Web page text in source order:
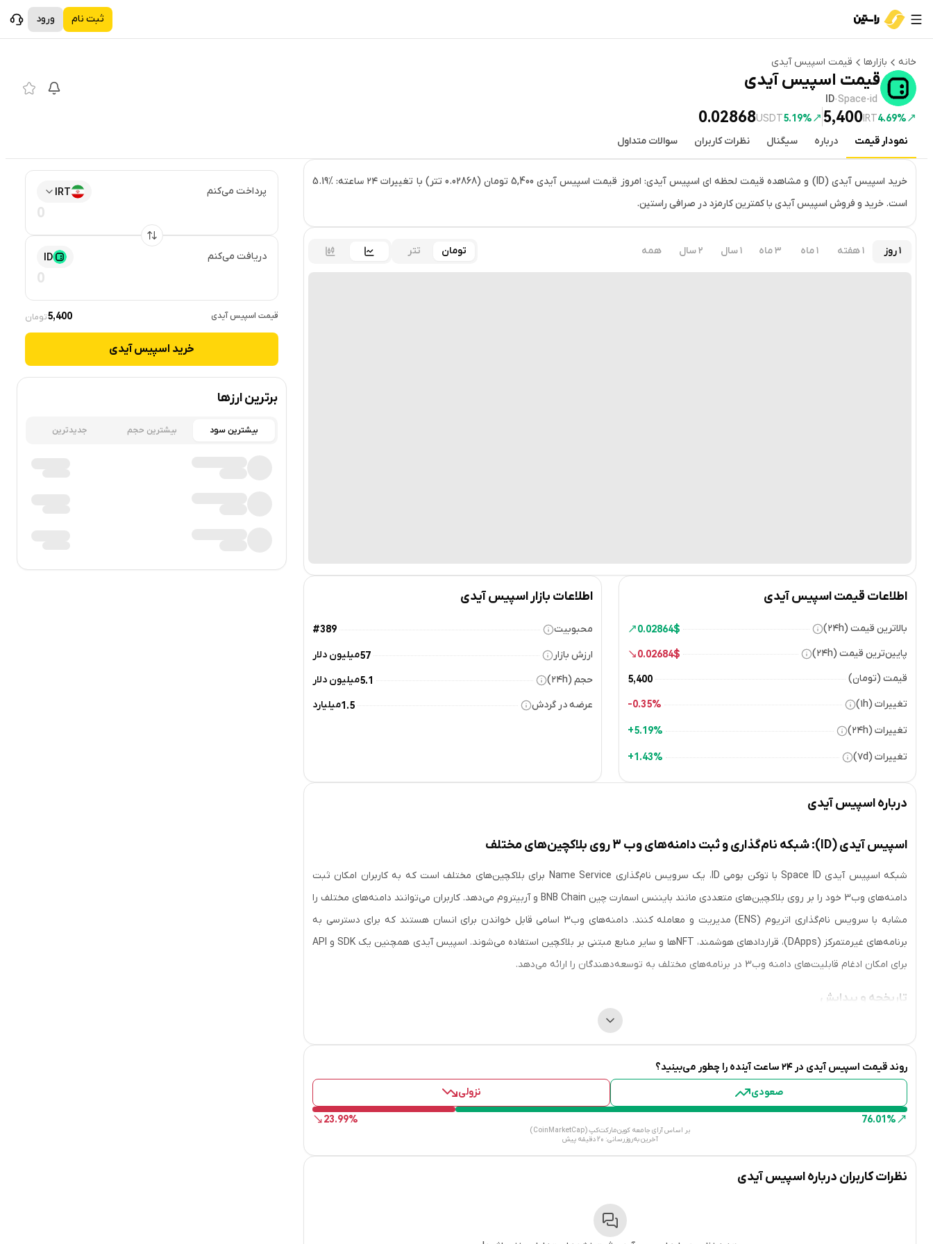
ثبت نام ورود
خانه بازارها قیمت اسپیس آیدی
قیمت اسپیس آیدی
Space-id
·
ID
4.69%
IRT
5,400
5.19%
USDT
0.02868
نمودار قیمت درباره سیگنال نظرات کاربران سوالات متداول
قیمت لحظه‌ایاسپیس آیدی
خرید اسپیس آیدی (ID) و مشاهده قیمت لحظه ای اسپیس آیدی: امروز قیمت اسپیس آیدی 5,400 تومان (0.02868 تتر) با تغییرات ۲۴ ساعته: ‎5.19%
است. خرید و فروش اسپیس آیدی با کمترین کارمزد در صرافی راستین.
۱ روز ۱ هفته ۱ ماه ۳ ماه ۱ سال ۲ سال همه تومان تتر
اطلاعات قیمت اسپیس آیدی
بالاترین قیمت (۲۴h) $
0.02864
پایین‌ترین قیمت (۲۴h) $
0.02684
قیمت (تومان) 5,400
تغییرات (۱h) 0.35%-
تغییرات (۲۴h) 5.19%+
تغییرات (۷d) 1.43%+
اطلاعات بازار اسپیس آیدی
محبوبیت #389
ارزش بازار 57میلیون دلار
حجم (۲۴h)
5.1میلیون دلار
عرضه در گردش
1.5میلیارد
دربارهاسپیس آیدی
اسپیس آیدی (ID): شبکه نام‌گذاری و ثبت دامنه‌های وب 3 روی بلاکچین‌های مختلف
شبکه اسپیس آیدی Space ID با توکن بومی ID، یک سرویس نام‌گذاری Name Service برای بلاکچین‌های مختلف است که به کاربران امکان ثبت
دامنه‌های وب3 خود را بر روی بلاکچین‌های متعددی مانند بایننس اسمارت چین BNB Chain و آربیتروم می‌دهد. کاربران می‌توانند دامنه‌های مختلف را
مشابه با سرویس نام‌گذاری اتریوم (ENS) مدیریت و معامله کنند. دامنه‌های وب3 اسامی قابل خواندن برای انسان هستند که برای دسترسی به
برنامه‌های غیرمتمرکز (DApps)، قراردادهای هوشمند، NFTها و سایر منابع مبتنی بر بلاکچین استفاده می‌شوند. اسپیس آیدی همچنین یک SDK و API
برای امکان ادغام قابلیت‌های دامنه وب3 در برنامه‌های مختلف به توسعه‌دهندگان را ارائه می‌دهد.
تاریخچه و پیدایش
آیدی.
می‌کند. این پروتکل از دامنه‌های سطح بالای متعدد (TLD) مانند .eth، .bnb و .arb پشتیبانی می‌کند و همچنین قابلیت تعامل بین زنجیره‌ای را
روند قیمت اسپیس آیدی در ۲۴ ساعت آینده را چطور می‌بینید؟
صعودی
نزولی
76.01%
23.99%
بر اساس آرای جامعه کوین‌مارکت‌کپ (CoinMarketCap)
آخرین به‌روزرسانی: 20 دقیقه پیش
نظرات کاربران دربارهاسپیس آیدی
پرداخت می‌کنم IRT
دریافت می‌کنم ID
قیمت اسپیس آیدی 5,400تومان
خرید اسپیس آیدی
برترین ارزها
بیشترین سود بیشترین حجم جدیدترین